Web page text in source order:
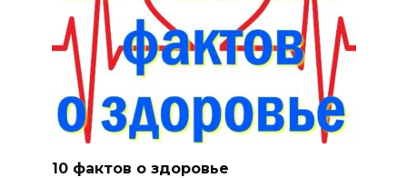
10 фактов о здоровье